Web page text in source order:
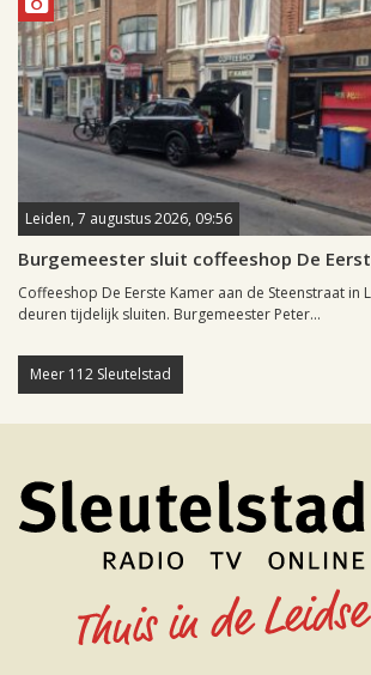
Leiden, 7 augustus 2026, 09:56
Burgemeester sluit coffeeshop De
Coffeeshop De Eerste Kamer aan de Steenstraat in
deuren tijdelijk sluiten. Burgemeester Peter...
Meer 112 Sleutelstad